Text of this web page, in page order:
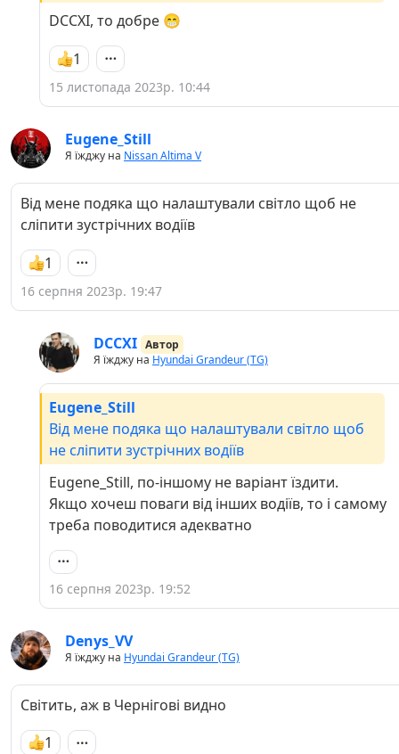
DCCXI, то добре 😁
1
15 листопада 2023р. 10:44
Eugene_Still
Я їжджу на Nissan Altima V
Від мене подяка що налаштували світло щоб не
сліпити зустрічних водіїв
1
16 серпня 2023р. 19:47
DCCXI Автор
Я їжджу на Hyundai Grandeur (TG)
Eugene_Still
Від мене подяка що налаштували світло щоб
не сліпити зустрічних водіїв
Eugene_Still, по-іншому не варіант їздити.
Якщо хочеш поваги від інших водіїв, то і самому
треба поводитися адекватно
16 серпня 2023р. 19:52
Denys_VV
Я їжджу на Hyundai Grandeur (TG)
Світить, аж в Чернігові видно
1